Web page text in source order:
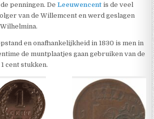
penningen. DeLeeuwencent is de veel
van de Willemcent en werd geslagen
en onafhankelijkheid in 1830 is men in
de muntplaatjes gaan gebruiken van de
cent stukken.